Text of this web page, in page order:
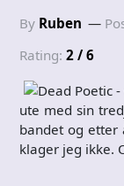
By Ruben
Rating: 2 / 6
ute med sin
bandet og etter
klager jeg ikke.